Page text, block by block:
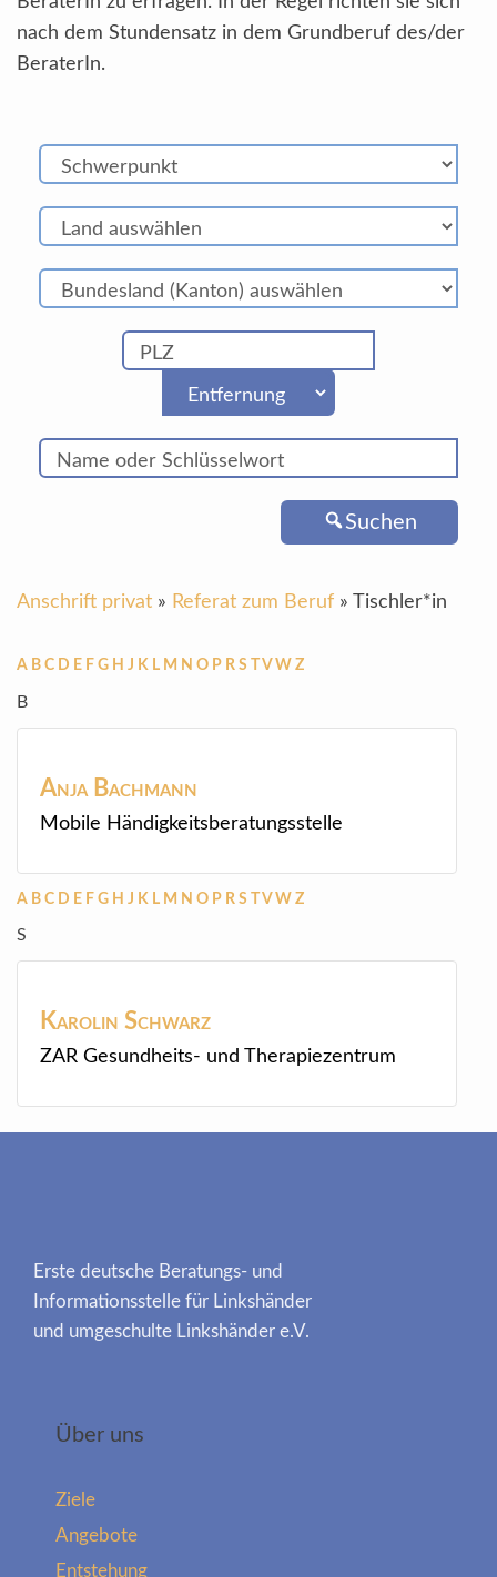
nach dem Stundensatz in dem Grundberuf des/der
BeraterIn.
Suchen
Anschrift privat » Referat zum Beruf » Tischler*in
A B C D E F G H J K L M N O P R S V W Z
B
Anja Bachmann
Mobile Händigkeitsberatungsstelle
A B C D E F G H J K L M N O P R S TV W Z
S
Karolin Schwarz
ZAR Gesundheits- und Therapiezentrum
Erste deutsche Beratungs- und
Informationsstelle für Linkshänder
und umgeschulte Linkshänder e.V.
Über uns
Ziele
Angebote
Entstehung